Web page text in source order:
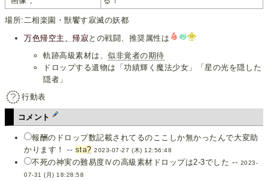
場所:二相楽園・獣饗す寂滅の妖都
万色帰空主、帰寂 との戦闘、推奨属性は
軌跡高級素材は、似非覚者の期待
ドロップする遺物は「功績輝く魔法少女」「星の光を隠した
隠者」
行動表
コメント
報酬のドロップ数記載されてるのここしか無かったんで大変助
かります！ -- sta? 2023-07-27 (木) 12:56:48
不死の神実の難易度Ⅳの高級素材ドロップは2-3でした -- 2023-
07-31 (月) 18:28:58